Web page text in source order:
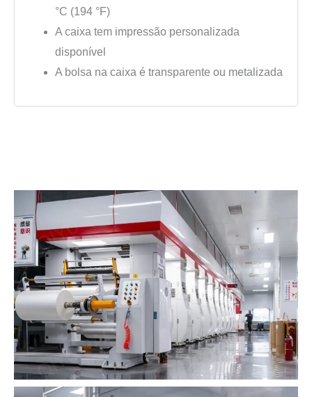
°C (194 °F)
A caixa tem impressão personalizada
disponível
A bolsa na caixa é transparente ou metalizada